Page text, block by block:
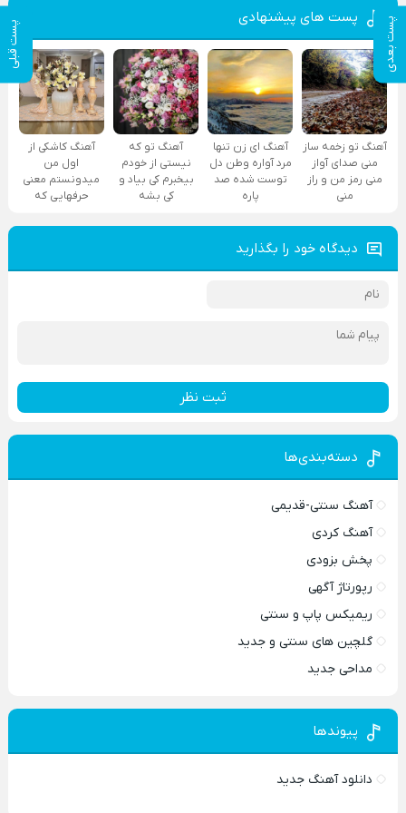
پست بعدی پست قبلی
پست های پیشنهادی
آهنگ تو زخمه ساز
منی صدای آواز
منی رمز من و راز
منی
آهنگ ای زن تنها
مرد آواره وطن دل
توست شده صد
پاره
آهنگ تو که
نیستی از خودم
بیخبرم کی بیاد و
کی بشه
آهنگ کاشکی از
اول من
میدونستم معنی
حرفهایی که
دیدگاه خود را بگذارید
ثبت نظر
دسته‌بندی‌ها
آهنگ سنتی-قدیمی
آهنگ کردی
پخش بزودی
رپورتاژ آگهی
ریمیکس پاپ و سنتی
گلچین های سنتی و جدید
مداحی جدید
پیوندها
دانلود آهنگ جدید